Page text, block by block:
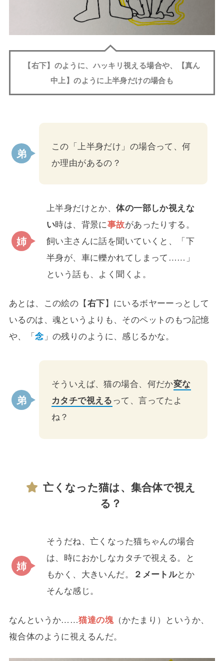
【右下】のように、ハッキリ視える場合や、【真ん
中上】のように上半身だけの場合も
この「上半身だけ」の場合って、何
か理由があるの？
上半身だけとか、体の一部しか視えな
い時は、背景に事故があったりする。
飼い主さんに話を聞いていくと、「下
半身が、車に轢かれてしまって……」
という話も、よく聞くよ。
あとは、この絵の【右下】にいるボヤーーっとして
いるのは、魂というよりも、そのペットのもつ記憶
や、「念 」の残りのように、感じるかな。
そういえば、猫の場合、何だか変な
カタチで視えるって、言ってたよ
ね？
亡くなった猫は、集合体で視え
る？
そうだね、亡くなった猫ちゃんの場合
は、時におかしなカタチで視える。と
もかく、大きいんだ。
２メートルとか
そんな感じ。
なんというか……猫達の塊（かたまり）というか、
複合体のように視えるんだ。